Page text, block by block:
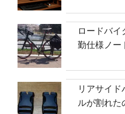
ロードバイ
勤仕様ノー
リアサイド
ルが割れた